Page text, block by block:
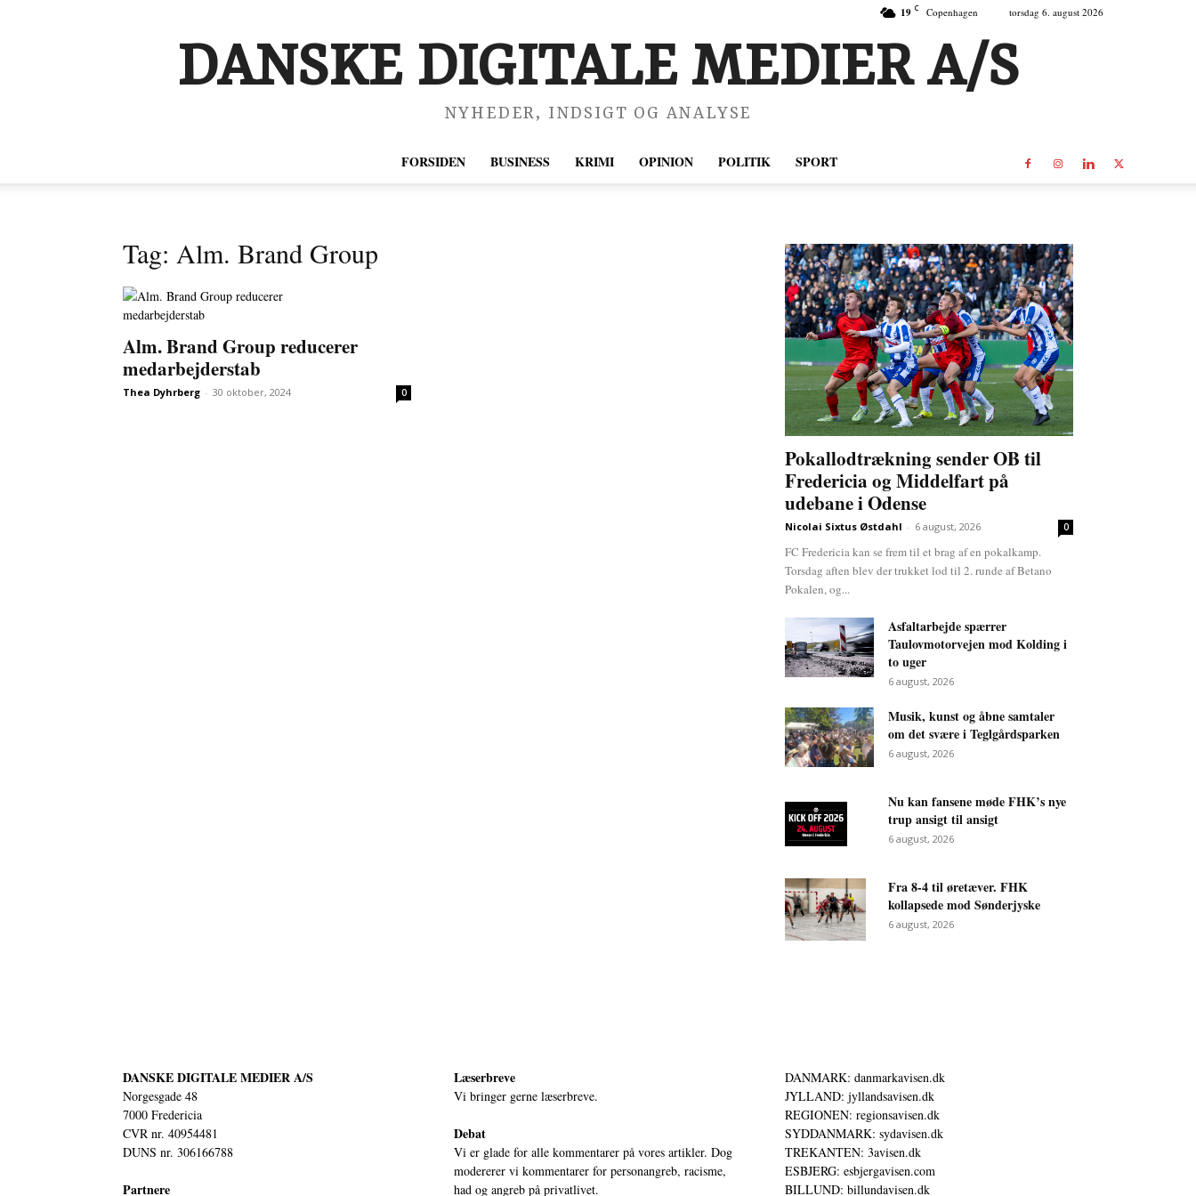
19 C Copenhagen torsdag 6. august 2026
DANSKE DIGITALE MEDIER A/S
NYHEDER, INDSIGT OG ANALYSE
FORSIDEN BUSINESS KRIMI OPINION POLITIK SPORT
Tag: Alm. Brand Group
Alm. Brand Group reducerer
medarbejderstab
Thea Dyhrberg - 30 oktober, 2024 0
Pokallodtrækning sender OB til
Fredericia og Middelfart på
udebane i Odense
Nicolai Sixtus Østdahl - 6 august, 2026 0
FC Fredericia kan se frem til et brag af en pokalkamp.
Torsdag aften blev der trukket lod til 2. runde af Betano
Pokalen, og...
Asfaltarbejde spærrer
Taulovmotorvejen mod Kolding i
to uger
6 august, 2026
Musik, kunst og åbne samtaler
om det svære i Teglgårdsparken
6 august, 2026
Nu kan fansene møde FHK’s nye
trup ansigt til ansigt
6 august, 2026
Fra 8-4 til øretæver. FHK
kollapsede mod Sønderjyske
6 august, 2026
DANSKE DIGITALE MEDIER A/S
Norgesgade 48
7000 Fredericia
CVR nr. 40954481
DUNS nr. 306166788
Partnere
Læserbreve
Vi bringer gerne læserbreve.
Debat
Vi er glade for alle kommentarer på vores artikler. Dog
modererer vi kommentarer for personangreb, racisme,
had og angreb på privatlivet.
DANMARK: danmarkavisen.dk
JYLLAND: jyllandsavisen.dk
REGIONEN: regionsavisen.dk
SYDDANMARK: sydavisen.dk
TREKANTEN: 3avisen.dk
ESBJERG: esbjergavisen.com
BILLUND: billundavisen.dk